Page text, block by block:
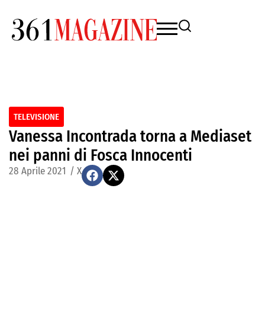
TELEVISIONE
Vanessa Incontrada torna a Mediaset
nei panni di Fosca Innocenti
28 Aprile 2021 / X